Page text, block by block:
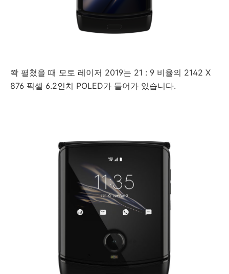
쫙 펼쳤을 때 모토 레이저 2019는 21 : 9 비율의 2142 X
876 픽셀 6.2인치 POLED가 들어가 있습니다.